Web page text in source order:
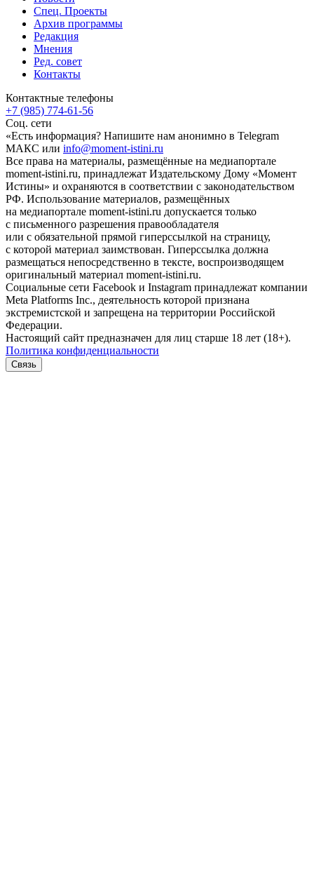
Спец. Проекты
Архив программы
Редакция
Мнения
Ред. совет
Контакты
Контактные телефоны
+7 (985) 774-61-56
Соц. сети
«Есть информация? Напишите нам анонимно в Telegram
МАКС или info@moment-istini.ru
Все права на материалы, размещённые на медиапортале
moment-istini.ru, принадлежат Издательскому Дому «Момент
Истины» и охраняются в соответствии с законодательством
РФ. Использование материалов, размещённых
на медиапортале moment-istini.ru допускается только
с письменного разрешения правообладателя
или с обязательной прямой гиперссылкой на страницу,
с которой материал заимствован. Гиперссылка должна
размещаться непосредственно в тексте, воспроизводящем
оригинальный материал moment-istini.ru.
Социальные сети Facebook и Instagram принадлежат компании
Meta Platforms Inc., деятельность которой признана
экстремистской и запрещена на территории Российской
Федерации.
Настоящий сайт предназначен для лиц старше 18 лет (18+).
Политика конфиденциальности
Связь